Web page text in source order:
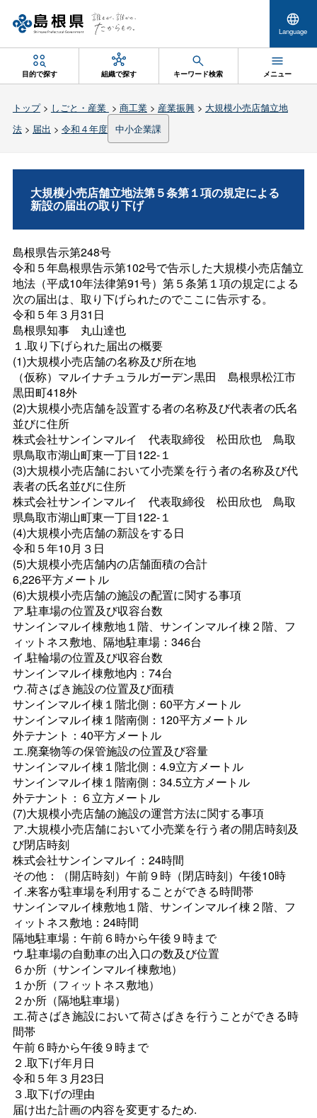
Language
目的で探す 組織で探す キーワード検索 メニュー
トップ> しごと・産業 > 商工業> 産業振興> 大規模小売店舗立地
法> 届出 > 令和４年度 中小企業課
大規模小売店舗立地法第５条第１項の規定による
新設の届出の取り下げ
島根県告示第248号
令和５年島根県告示第102号で告示した大規模小売店舗立
地法（平成10年法律第91号）第５条第１項の規定による
次の届出は、取り下げられたのでここに告示する。
令和５年３月31日
島根県知事 丸山達也
１.取り下げられた届出の概要
(1)大規模小売店舗の名称及び所在地
（仮称）マルイナチュラルガーデン黒田 島根県松江市
黒田町418外
(2)大規模小売店舗を設置する者の名称及び代表者の氏名
並びに住所
株式会社サンインマルイ 代表取締役 松田欣也 鳥取
県鳥取市湖山町東一丁目122‐１
(3)大規模小売店舗において小売業を行う者の名称及び代
表者の氏名並びに住所
株式会社サンインマルイ 代表取締役 松田欣也 鳥取
県鳥取市湖山町東一丁目122‐１
(4)大規模小売店舗の新設をする日
令和５年10月３日
(5)大規模小売店舗内の店舗面積の合計
6,226平方メートル
(6)大規模小売店舗の施設の配置に関する事項
ア.駐車場の位置及び収容台数
サンインマルイ棟敷地１階、サンインマルイ棟２階、フ
ィットネス敷地、隔地駐車場：346台
イ.駐輪場の位置及び収容台数
サンインマルイ棟敷地内：74台
ウ.荷さばき施設の位置及び面積
サンインマルイ棟１階北側：60平方メートル
サンインマルイ棟１階南側：120平方メートル
外テナント：40平方メートル
エ.廃棄物等の保管施設の位置及び容量
サンインマルイ棟１階北側：4.9立方メートル
サンインマルイ棟１階南側：34.5立方メートル
外テナント：６立方メートル
(7)大規模小売店舗の施設の運営方法に関する事項
ア.大規模小売店舗において小売業を行う者の開店時刻及
び閉店時刻
株式会社サンインマルイ：24時間
その他：（開店時刻）午前９時（閉店時刻）午後10時
イ.来客が駐車場を利用することができる時間帯
サンインマルイ棟敷地１階、サンインマルイ棟２階、フ
ィットネス敷地：24時間
隔地駐車場：午前６時から午後９時まで
ウ.駐車場の自動車の出入口の数及び位置
６か所（サンインマルイ棟敷地）
１か所（フィットネス敷地）
２か所（隔地駐車場）
エ.荷さばき施設において荷さばきを行うことができる時
間帯
午前６時から午後９時まで
２.取下げ年月日
令和５年３月23日
３.取下げの理由
届け出た計画の内容を変更するため.